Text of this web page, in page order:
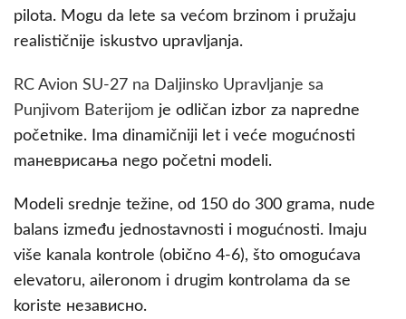
pilota. Mogu da lete sa većom brzinom i pružaju
realističnije iskustvo upravljanja.
RC Avion SU-27 na Daljinsko Upravljanje sa
Punjivom Baterijom je odličan izbor za napredne
početnike. Ima dinamičniji let i veće mogućnosti
maневрисања nego početni modeli.
Modeli srednje težine, od 150 do 300 grama, nude
balans između jednostavnosti i mogućnosti. Imaju
više kanala kontrole (obično 4-6), što omogućava
elevatoru, aileronom i drugim kontrolama da se
koriste независно.